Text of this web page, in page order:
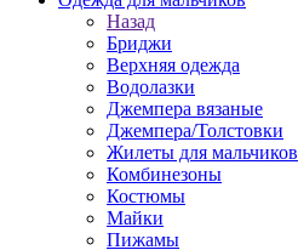
Назад
Бриджи
Верхняя одежда
Водолазки
Джемпера вязаные
Джемпера/Толстовки
Жилеты для мальчиков
Комбинезоны
Костюмы
Майки
Пижамы